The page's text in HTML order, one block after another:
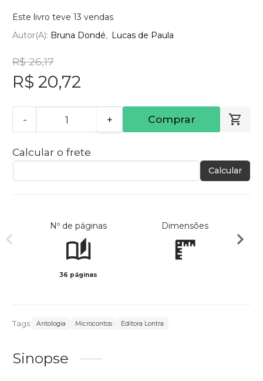
Este livro teve 13 vendas
Autor(a): Bruna Dondé Lucas de Paula
R$ 26,17
R$ 20,72
- + Comprar
Calcular o frete
Calcular
Nº de páginas
36 páginas
Dimensões
Tags: Antologia Microcontos Editora Lontra
Sinopse